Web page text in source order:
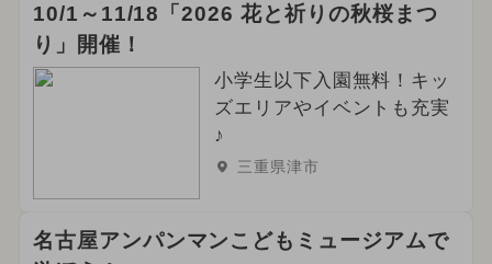
10/1～11/18「2026 花と祈りの秋桜まつ
り」開催！
小学生以下入園無料！キッ
ズエリアやイベントも充実
♪
三重県津市
名古屋アンパンマンこどもミュージアムで